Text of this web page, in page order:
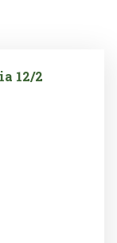
12/2